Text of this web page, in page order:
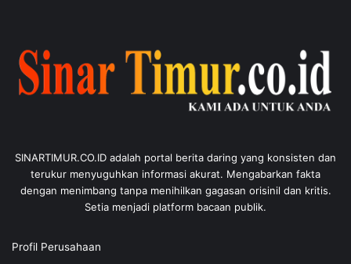
SINARTIMUR.CO.ID adalah portal berita daring yang konsisten dan
terukur menyuguhkan informasi akurat. Mengabarkan fakta
dengan menimbang tanpa menihilkan gagasan orisinil dan kritis.
Setia menjadi platform bacaan publik.
Profil Perusahaan